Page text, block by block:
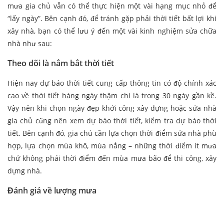
mưa gia chủ vẫn có thể thực hiện một vài hạng mục nhỏ để
“lấy ngày”. Bên cạnh đó, để tránh gặp phải thời tiết bất lợi khi
xây nhà, bạn có thể lưu ý đến một vài kinh nghiệm sửa chữa
nhà như sau:
Theo dõi là nắm bắt thời tiết
Hiện nay dự báo thời tiết cung cấp thông tin có độ chính xác
cao về thời tiết hàng ngày thậm chí là trong 30 ngày gần kề.
Vậy nên khi chọn ngày đẹp khởi công xây dựng hoặc sửa nhà
gia chủ cũng nên xem dự báo thời tiết, kiểm tra dự báo thời
tiết. Bên cạnh đó, gia chủ cần lựa chọn thời điểm sửa nhà phù
hợp, lựa chọn mùa khô, mùa nắng – những thời điểm ít mưa
chứ không phải thời điểm đến mùa mưa bão để thi công, xây
dựng nhà.
Đánh giá về lượng mưa